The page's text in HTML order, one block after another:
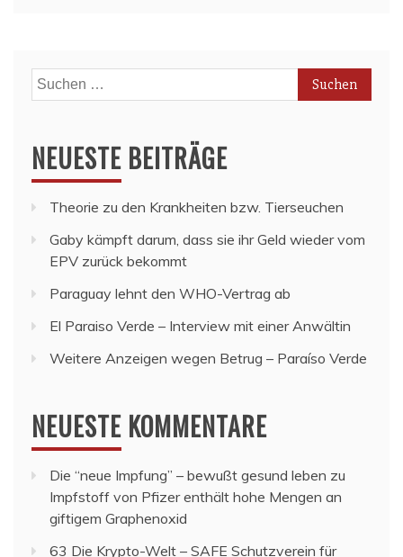
Suchen
nach:
NEUESTE BEITRÄGE
Theorie zu den Krankheiten bzw. Tierseuchen
Gaby kämpft darum, dass sie ihr Geld wieder vom
EPV zurück bekommt
Paraguay lehnt den WHO-Vertrag ab
El Paraiso Verde – Interview mit einer Anwältin
Weitere Anzeigen wegen Betrug – Paraíso Verde
NEUESTE KOMMENTARE
Die “neue Impfung” – bewußt gesund leben zu
Impfstoff von Pfizer enthält hohe Mengen an
giftigem Graphenoxid
63 Die Krypto-Welt – SAFE Schutzverein für